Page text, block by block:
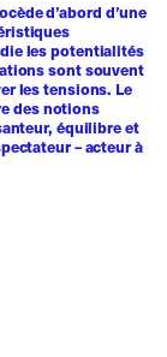
d’abord d’une
les potentialités
sont souvent
les tensions. Le
des notions
équilibre et
– acteur à